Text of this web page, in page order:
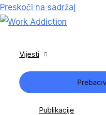
Preskoči na sadržaj
Vijesti
Publikacije